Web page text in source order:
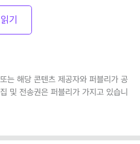
기
는 해당 콘텐츠 제공자와 퍼블리가 공
및 전송권은 퍼블리가 가지고 있습니